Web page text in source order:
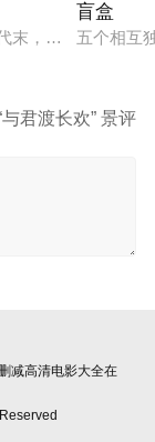
吾凰在上》。
末，怒河市刑侦支
盲盒
五个相互
与君渡长欢” 景评
减高清电影大全在